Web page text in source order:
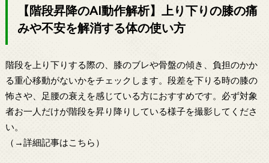
【階段昇降のAI動作解析】上り下りの膝の痛
みや不安を解消する体の使い方
階段を上り下りする際の、膝のブレや骨盤の傾き、負担のかか
る重心移動がないかをチェックします。段差を下りる時の膝の
怖さや、足腰の衰えを感じている方におすすめです。必ず対象
者お一人だけが階段を昇り降りしている様子を撮影してくださ
い。
（→詳細記事はこちら）